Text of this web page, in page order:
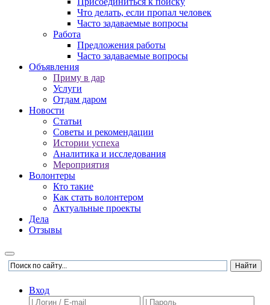
Что делать, если пропал человек
Часто задаваемые вопросы
Работа
Предложения работы
Часто задаваемые вопросы
Объявления
Приму в дар
Услуги
Отдам даром
Новости
Статьи
Советы и рекомендации
Истории успеха
Аналитика и исследования
Мероприятия
Волонтеры
Кто такие
Как стать волонтером
Актуальные проекты
Дела
Отзывы
Вход